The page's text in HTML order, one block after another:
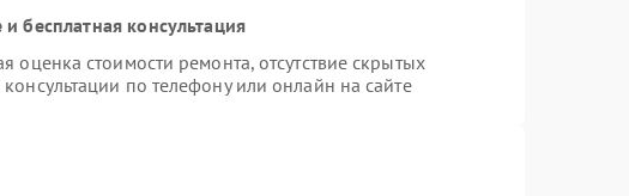
бесплатная консультация
оценка стоимости ремонта, отсутствие скрытых
по телефону или онлайн на сайте